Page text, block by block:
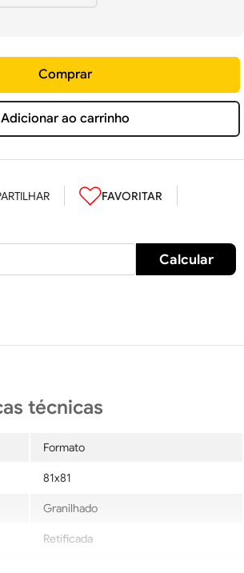
Adicionar ao carrinho
Comprar
Formato
81x81
Granilhado
Retificada